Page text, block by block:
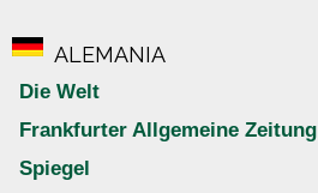
ALEMANIA
Die Welt
Frankfurter Allgemeine Zeitung
Spiegel